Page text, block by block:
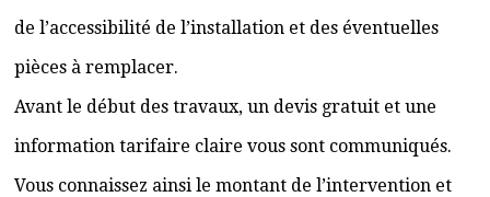
de l’accessibilité de l’installation et des éventuelles
pièces à remplacer.
Avant le début des travaux, un devis gratuit et une
information tarifaire claire vous sont communiqués.
Vous connaissez ainsi le montant de l’intervention et